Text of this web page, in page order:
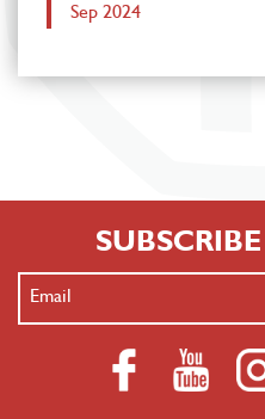
Sep 2024